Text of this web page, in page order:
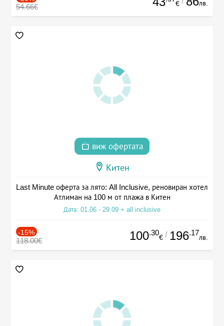
54.66€ € лв.
виж офертата
Китен
Last Minute оферта за лято: All Inclusive, реновиран хотел
Атлиман на 100 м от плажа в Китен
Дата: 01.06 - 29.09 + all inclusive
-15%
118.00€ 100.30
€ / 196.17
лв.